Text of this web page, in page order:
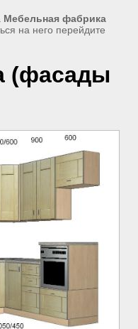
Мебельная фабрика
на него перейдите
(фасады